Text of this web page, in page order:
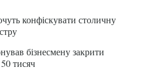
конфіскувати столичну
бізнесмену закрити
тисяч